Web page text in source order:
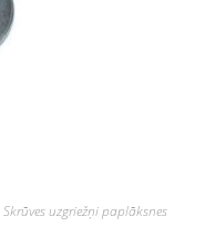
Skrūves uzgriežņi paplāksnes